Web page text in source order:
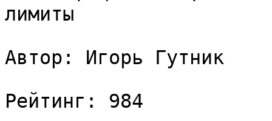
лимиты
Автор: Игорь Гутник
Рейтинг: 984